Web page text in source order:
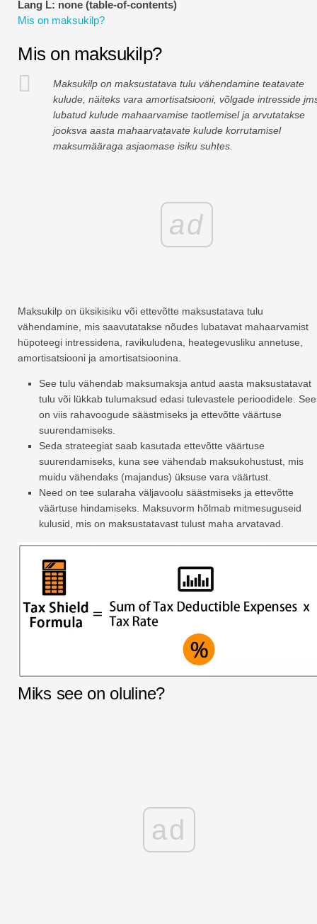
Finantsmodelleerimise õpetused
Riskijuhtimise õpetused
Lang L: none (table-of-contents)
Mis on maksukilp?
Mis on maksukilp?
Maksukilp on maksustatava tulu vähendamine teatavate
kulude, näiteks vara amortisatsiooni, võlgade intresside
lubatud kulude mahaarvamise taotlemisel ja arvutatakse
jooksva aasta mahaarvatavate kulude korrutamisel
maksumääraga asjaomase isiku suhtes.
ad
Maksukilp on üksikisiku või ettevõtte maksustatava tulu
vähendamine, mis saavutatakse nõudes lubatavat mahaarvamist
hüpoteegi intressidena, ravikuludena, heategevusliku annetuse,
amortisatsiooni ja amortisatsioonina.
See tulu vähendab maksumaksja antud aasta maksustatavat
tulu või lükkab tulumaksud edasi tulevastele perioodidele. See
on viis rahavoogude säästmiseks ja ettevõtte väärtuse
suurendamiseks.
Seda strateegiat saab kasutada ettevõtte väärtuse
suurendamiseks, kuna see vähendab maksukohustust, mis
muidu vähendaks (majandus) üksuse vara väärtust.
Need on tee sularaha väljavoolu säästmiseks ja ettevõtte
väärtuse hindamiseks. Maksuvorm hõlmab mitmesuguseid
kulusid, mis on maksustatavast tulust maha arvatavad.
Miks see on oluline?
ad